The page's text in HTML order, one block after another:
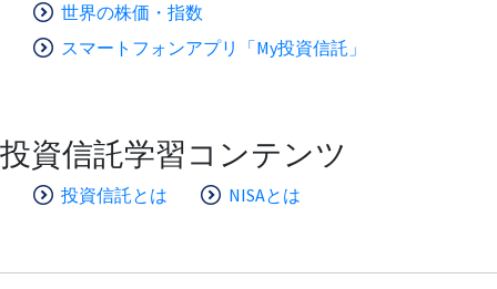
世界の株価・指数
スマートフォンアプリ「My投資信託」
投資信託学習コンテンツ
投資信託とは NISAとは